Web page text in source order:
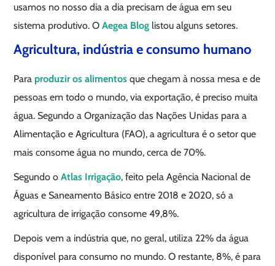
usamos no nosso dia a dia precisam de água em seu
sistema produtivo. OAegea Blog listou alguns setores.
Agricultura, indústria e consumo humano
Para produzir os alimentos que chegam à nossa mesa e de
pessoas em todo o mundo, via exportação, é preciso muita
água. Segundo a Organização das Nações Unidas para a
Alimentação e Agricultura (FAO), a agricultura é o setor que
mais consome água no mundo, cerca de 70%.
Segundo oAtlas Irrigação, feito pela Agência Nacional de
Águas e Saneamento Básico entre 2018 e 2020, só a
agricultura de irrigação consome 49,8%.
Depois vem a indústria que, no geral, utiliza 22% da água
disponível para consumo no mundo. O restante, 8%, é para